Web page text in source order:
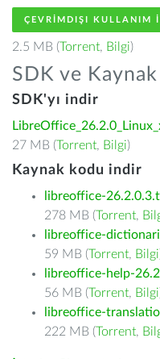
ÇEVRIMDIŞI KULLANIM
2.5 MB (Torrent, Bilgi)
SDK ve
SDK'yı indir
27 MB (Torrent, Bilgi)
Kaynak kodu indir
libreoffice-
278 MB (Torrent,
libreoffice-
59 MB (Torrent, Bilgi
libreoffice-help-
56 MB (Torrent, Bilgi
libreoffice-
222 MB (Torrent,